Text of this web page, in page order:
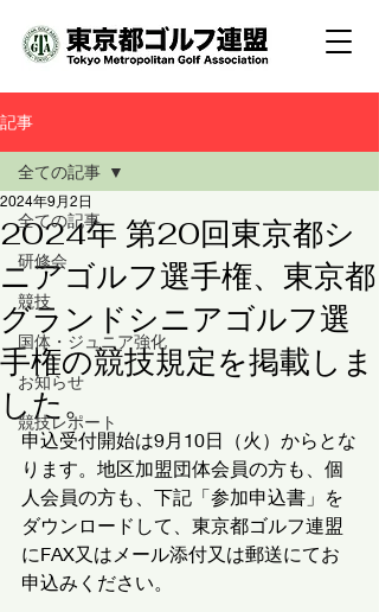
記事
全ての記事
研修会
競技
国体・ジュニア強化
お知らせ
競技レポート
全ての記事
2024年 第20回東京都シ
ニアゴルフ選手権、東京都
グランドシニアゴルフ選
手権の競技規定を掲載しま
した。
2024年9月2日
申込受付開始は9月10日（火）からとな
ります。地区加盟団体会員の方も、個
人会員の方も、下記「参加申込書」を
ダウンロードして、東京都ゴルフ連盟
にFAX又はメール添付又は郵送にてお
申込みください。